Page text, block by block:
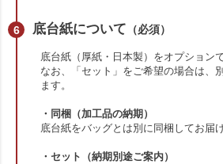
底台紙について （必須）
底台紙（厚紙・日本製）をオプション
なお、「セット」をご希望の場合は、
ます。
・同梱（加工品の納期）
底台紙をバッグとは別に同梱してお届
・セット（納期別途ご案内）